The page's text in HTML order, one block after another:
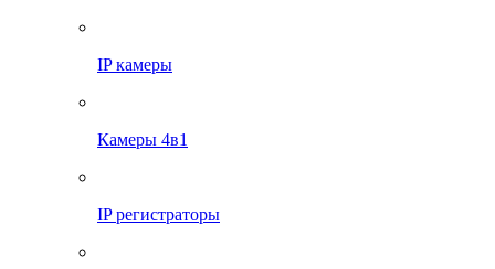
IP камеры
Камеры 4в1
IP регистраторы